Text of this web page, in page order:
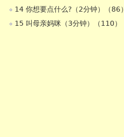
14 你想要点什么?（2分钟）（86）
15 叫母亲妈咪（3分钟）（110）